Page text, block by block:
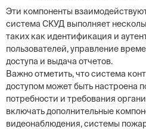
Эти компоненты
система СКУД выполняет
таких как идентификация и
пользователей, управление
доступа и выдача отчетов.
Важно отметить, что система
доступом может быть настроена
потребности и требования
включать дополнительные
видеонаблюдения, системы